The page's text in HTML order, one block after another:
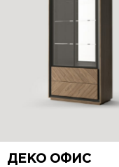
ДЕКО ОФИС